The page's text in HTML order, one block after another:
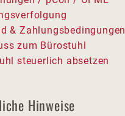
& Zahlungsbedingungen
zum Bürostuhl
steuerlich absetzen
Hinweise